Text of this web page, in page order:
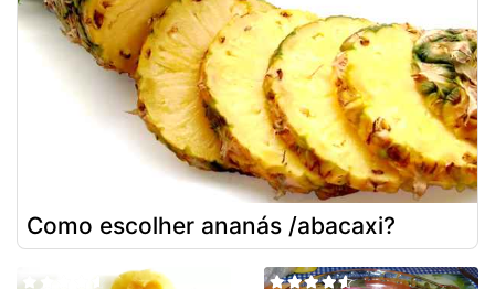
Como escolher ananás /abacaxi?